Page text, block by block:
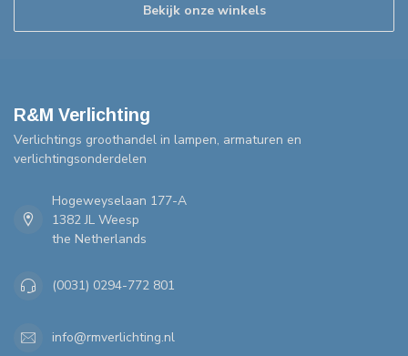
Bekijk onze winkels
R&M Verlichting
Verlichtings groothandel in lampen, armaturen en
verlichtingsonderdelen
Hogeweyselaan 177-A
1382 JL Weesp
the Netherlands
(0031) 0294-772 801
info@rmverlichting.nl